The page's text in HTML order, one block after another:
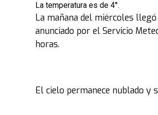
La temperatura es de 4°.
La mañana del miércoles
anunciado por el Servicio
horas.
El cielo permanece nublado y